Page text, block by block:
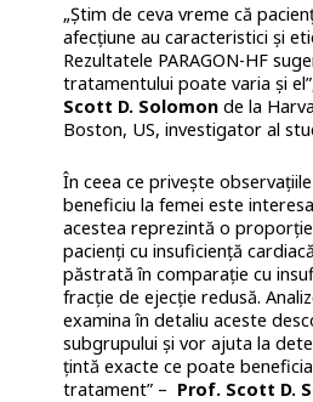
„Știm de ceva vreme că
afecțiune au caracteristici și
Rezultatele PARAGON-HF
tratamentului poate varia și
Scott D. Solomonde la
Boston, US, investigator al
În ceea ce privește
beneficiu la femei este
acestea reprezintă o
pacienți cu insuficiență
păstrată în comparație cu
fracție de ejecție redusă.
examina în detaliu aceste
subgrupului și vor ajuta la
țintă exacte ce poate
tratament” – Prof. Scott D.